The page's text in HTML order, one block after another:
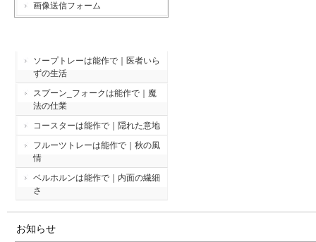
画像送信フォーム
ソープトレーは能作で｜医者いら
ずの生活
スプーン_フォークは能作で｜魔
法の仕業
コースターは能作で｜隠れた意地
フルーツトレーは能作で｜秋の風
情
ベルホルンは能作で｜内面の繊細
さ
お知らせ